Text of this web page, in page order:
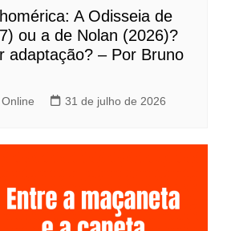
A Odisseia de
ou a de Nolan (2026)?
adaptação? – Por Bruno
31 de julho de 2026